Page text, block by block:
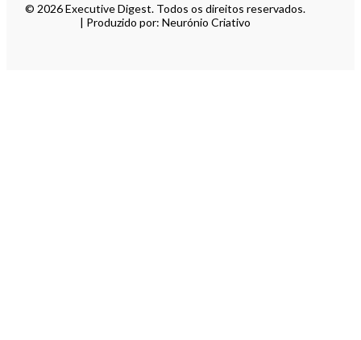
© 2026 Executive Digest. Todos os direitos reservados.
| Produzido por: Neurónio Criativo